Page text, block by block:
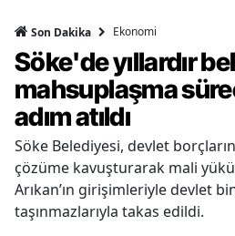
Son Dakika Ekonomi
Söke'de yıllardır
mahsuplaşma
adım atıldı
Söke Belediyesi, devlet
çözüme kavuşturarak mali
Arıkan’ın girişimleriyle devlet
taşınmazlarıyla takas edildi.